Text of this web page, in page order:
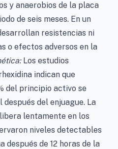
y anaerobios de la placa
de seis meses. En un
resistencias ni
o efectos adversos en la
Los estudios
indican que
del principio activo se
del enjuague. La
lentamente en los
niveles detectables
después de 12 horas de la